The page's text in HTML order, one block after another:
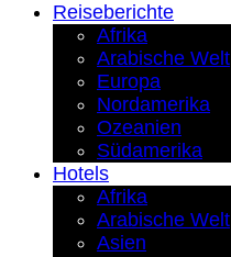
Reiseberichte
Afrika
Arabische Welt
Europa
Nordamerika
Ozeanien
Südamerika
Hotels
Afrika
Arabische Welt
Asien